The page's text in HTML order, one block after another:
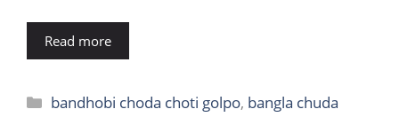
Read more
Categories
bandhobi choda choti golpo, bangla chuda